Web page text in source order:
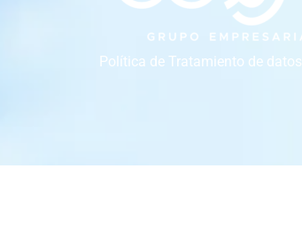
Política de Tratamiento de datos